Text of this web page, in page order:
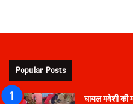
Popular Posts
घायल मवेशी की